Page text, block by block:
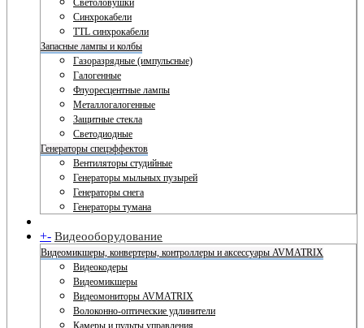
Светоловушки
Синхрокабели
TTL синхрокабели
Запасные лампы и колбы
Газоразрядные (импульсные)
Галогенные
Флуоресцентные лампы
Металлогалогенные
Защитные стекла
Светодиодные
Генераторы спецэффектов
Вентиляторы студийные
Генераторы мыльных пузырей
Генераторы снега
Генераторы тумана
+- Видеооборудование
Видеомикшеры, конвертеры, контроллеры и аксессуары AVMATRIX
Видеокодеры
Видеомикшеры
Видеомониторы AVMATRIX
Волоконно-оптические удлинители
Камеры и пульты управления